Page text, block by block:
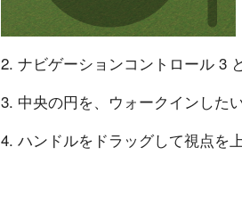
2. ナビゲーションコントロール 3
3. 中央の円を、ウォークインした
4. ハンドルをドラッグして視点を